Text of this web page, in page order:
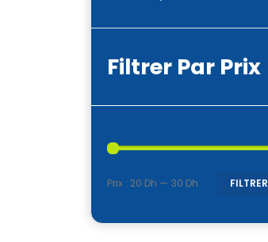
Filtrer Par Prix
FILTRER
Prix : 20 Dh — 30 Dh